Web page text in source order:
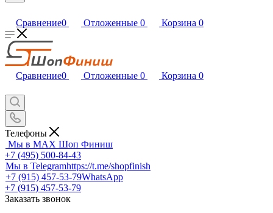
Сравнение0 Отложенные 0 Корзина 0
Сравнение0 Отложенные 0 Корзина 0
Телефоны
Мы в MAX Шоп Финиш
+7 (495) 500-84-43
Мы в Telegramhttps://t.me/shopfinish
+7 (915) 457-53-79WhatsApp
+7 (915) 457-53-79
Заказать звонок